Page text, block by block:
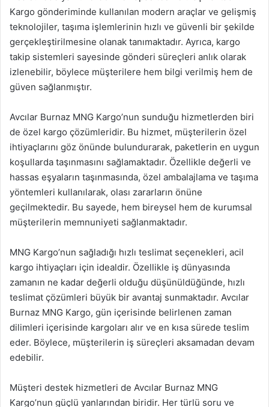
Kargo gönderiminde kullanılan modern araçlar ve gelişmiş
teknolojiler, taşıma işlemlerinin hızlı ve güvenli bir şekilde
gerçekleştirilmesine olanak tanımaktadır. Ayrıca, kargo
takip sistemleri sayesinde gönderi süreçleri anlık olarak
izlenebilir, böylece müşterilere hem bilgi verilmiş hem de
güven sağlanmıştır.
Avcılar Burnaz MNG Kargo’nun sunduğu hizmetlerden biri
de özel kargo çözümleridir. Bu hizmet, müşterilerin özel
ihtiyaçlarını göz önünde bulundurarak, paketlerin en uygun
koşullarda taşınmasını sağlamaktadır. Özellikle değerli ve
hassas eşyaların taşınmasında, özel ambalajlama ve taşıma
yöntemleri kullanılarak, olası zararların önüne
geçilmektedir. Bu sayede, hem bireysel hem de kurumsal
müşterilerin memnuniyeti sağlanmaktadır.
MNG Kargo’nun sağladığı hızlı teslimat seçenekleri, acil
kargo ihtiyaçları için idealdir. Özellikle iş dünyasında
zamanın ne kadar değerli olduğu düşünüldüğünde, hızlı
teslimat çözümleri büyük bir avantaj sunmaktadır. Avcılar
Burnaz MNG Kargo, gün içerisinde belirlenen zaman
dilimleri içerisinde kargoları alır ve en kısa sürede teslim
eder. Böylece, müşterilerin iş süreçleri aksamadan devam
edebilir.
Müşteri destek hizmetleri de Avcılar Burnaz MNG
Kargo’nun güçlü yanlarından biridir. Her türlü soru ve